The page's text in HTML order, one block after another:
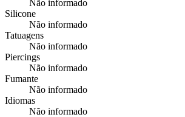
Não informado
Silicone
Não informado
Tatuagens
Não informado
Piercings
Não informado
Fumante
Não informado
Idiomas
Não informado